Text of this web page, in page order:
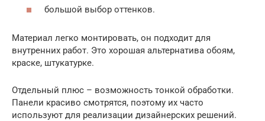
большой выбор оттенков.
Материал легко монтировать, он подходит для
внутренних работ. Это хорошая альтернатива обоям,
краске, штукатурке.
Отдельный плюс – возможность тонкой обработки.
Панели красиво смотрятся, поэтому их часто
используют для реализации дизайнерских решений.